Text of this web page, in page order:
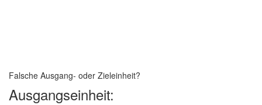
Falsche Ausgang- oder Zieleinheit?
Ausgangseinheit: